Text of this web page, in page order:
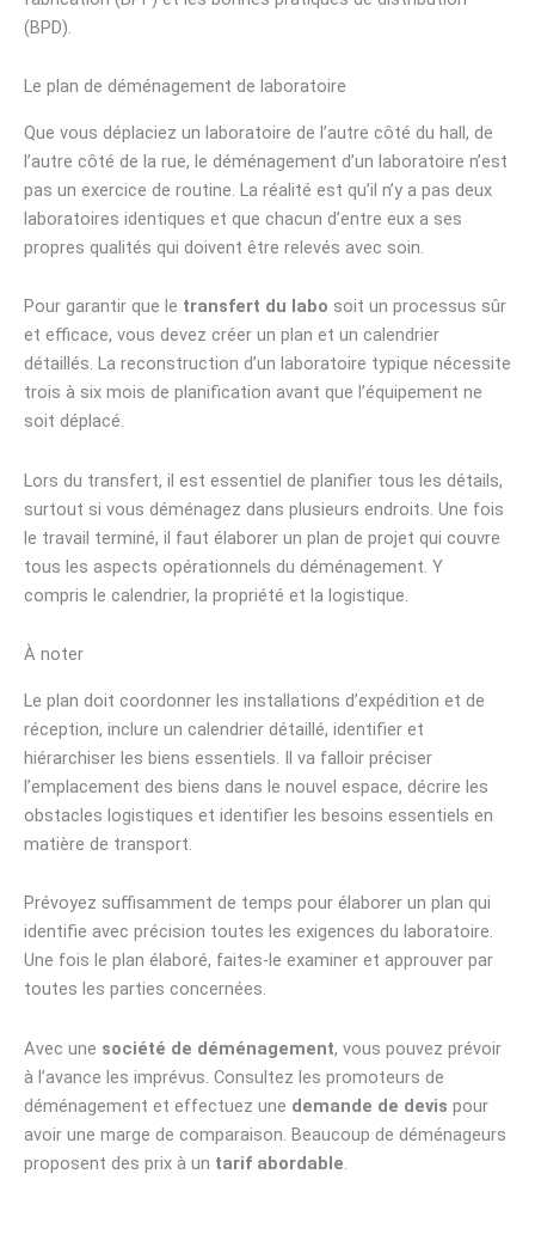
(BPD).
Le plan de déménagement de laboratoire
Que vous déplaciez un laboratoire de l’autre côté du hall, de
l’autre côté de la rue, le déménagement d’un laboratoire n’est
pas un exercice de routine. La réalité est qu’il n’y a pas deux
laboratoires identiques et que chacun d’entre eux a ses
propres qualités qui doivent être relevés avec soin.
Pour garantir que le transfert du labo soit un processus sûr
et efficace, vous devez créer un plan et un calendrier
détaillés. La reconstruction d’un laboratoire typique nécessite
trois à six mois de planification avant que l’équipement ne
soit déplacé.
Lors du transfert, il est essentiel de planifier tous les détails,
surtout si vous déménagez dans plusieurs endroits. Une fois
le travail terminé, il faut élaborer un plan de projet qui couvre
tous les aspects opérationnels du déménagement. Y
compris le calendrier, la propriété et la logistique.
À noter
Le plan doit coordonner les installations d’expédition et de
réception, inclure un calendrier détaillé, identifier et
hiérarchiser les biens essentiels. Il va falloir préciser
l’emplacement des biens dans le nouvel espace, décrire les
obstacles logistiques et identifier les besoins essentiels en
matière de transport.
Prévoyez suffisamment de temps pour élaborer un plan qui
identifie avec précision toutes les exigences du laboratoire.
Une fois le plan élaboré, faites-le examiner et approuver par
toutes les parties concernées.
Avec une société de déménagement, vous pouvez prévoir
à l’avance les imprévus. Consultez les promoteurs de
déménagement et effectuez une demande de devis pour
avoir une marge de comparaison. Beaucoup de déménageurs
proposent des prix à un tarif abordable